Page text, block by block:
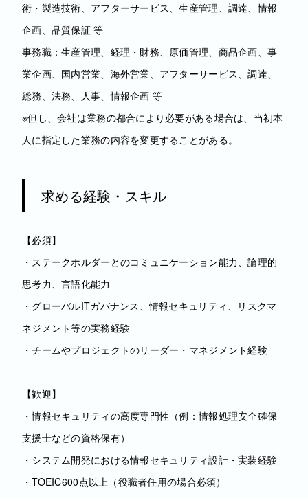
術・製造技術、アフターサービス、生産管理、調達、情報
企画、品質保証 等
事務職：生産管理、経理・財務、原価管理、商品企画、事
業企画、国内営業、海外営業、アフターサービス、調達、
総務、法務、人事、情報企画 等
※但し、会社は業務の都合により必要がある場合は、当初本
人に指定した業務の内容を変更することがある。
求める経験・スキル
【必須】
・ステークホルダーとのコミュニケーション能力、論理的
思考力、言語化能力
・グローバルITガバナンス、情報セキュリティ、リスクマ
ネジメント等の実務経験
・チームやプロジェクトのリーダー・マネジメント経験
【歓迎】
・情報セキュリティの高度専門性（例：情報処理安全確保
支援士などの資格保有）
・システム開発における情報セキュリティ設計・実装経験
・TOEIC600点以上（役職者任用の場合必須）